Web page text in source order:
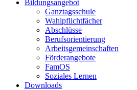
Bildungsangebot
Ganztagsschule
Wahlpflichtfächer
Abschlüsse
Berufsorientierung
Arbeitsgemeinschaften
Förderangebote
FamOS
Soziales Lernen
Downloads